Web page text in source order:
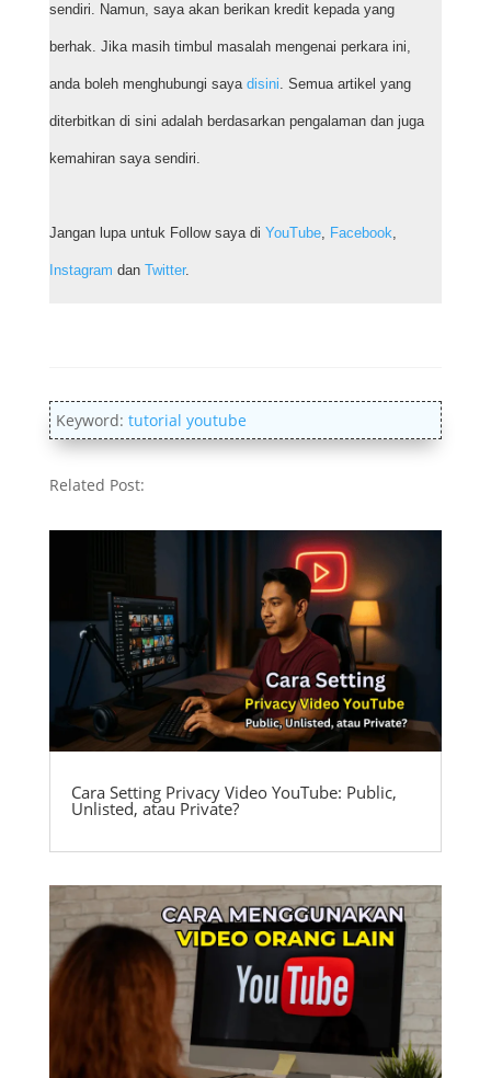
sendiri. Namun, saya akan berikan kredit kepada yang
berhak. Jika masih timbul masalah mengenai perkara ini,
anda boleh menghubungi saya disini. Semua artikel yang
diterbitkan di sini adalah berdasarkan pengalaman dan juga
kemahiran saya sendiri.
Jangan lupa untuk Follow saya di YouTube, Facebook,
Instagram dan Twitter.
Keyword: tutorial youtube
Related Post:
Cara Setting Privacy Video YouTube: Public,
Unlisted, atau Private?